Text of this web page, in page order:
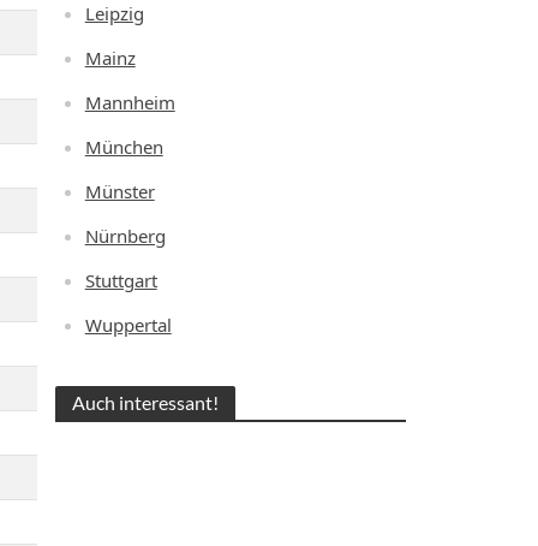
Leipzig
Mainz
Mannheim
München
Münster
Nürnberg
Stuttgart
Wuppertal
Auch interessant!